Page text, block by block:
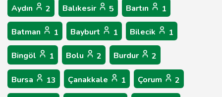
Aydın 2 Balıkesir 5 Bartın 1
Batman 1 Bayburt 1 Bilecik 1
Bingöl 1 Bolu 2 Burdur 2
Bursa 13 Çanakkale 1 Çorum 2